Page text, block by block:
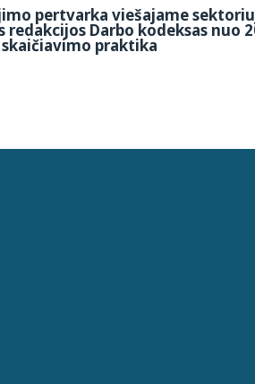
pertvarka viešajame
redakcijos Darbo kodeksas nuo
praktika